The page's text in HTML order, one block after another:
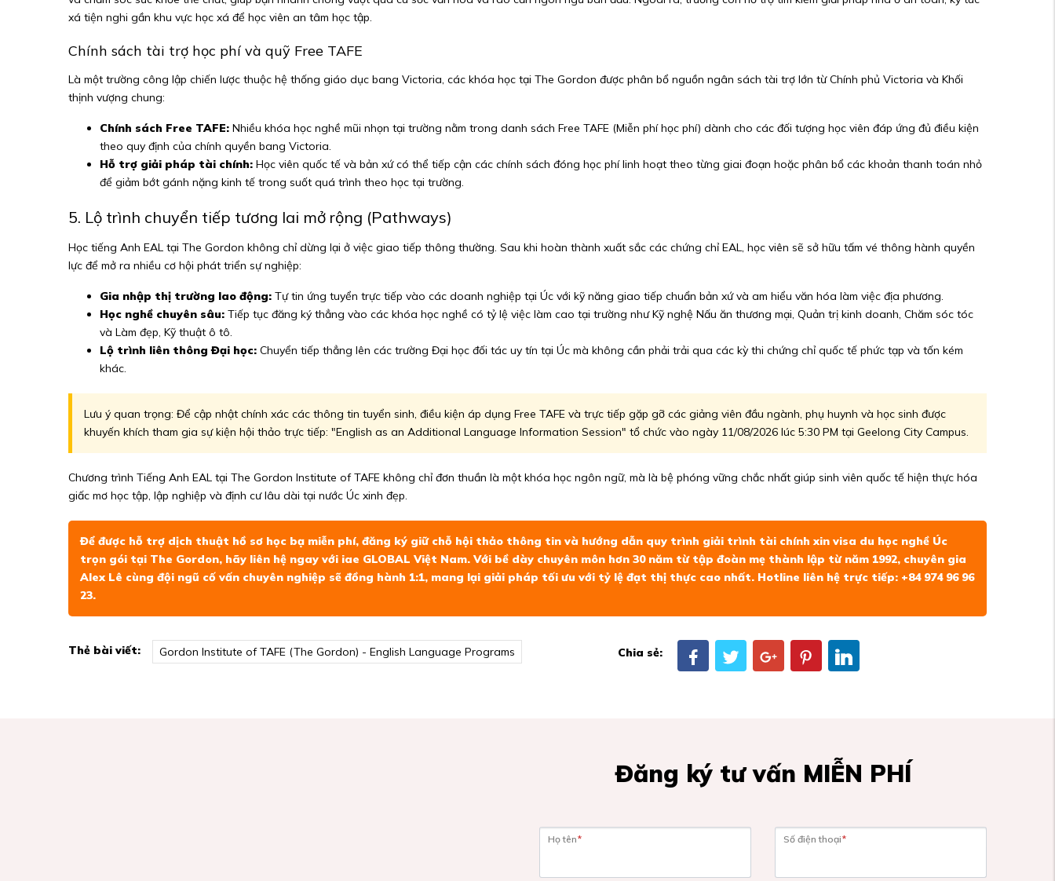
xá tiện nghi gần khu vực học xá để học viên an tâm học tập.
Chính sách tài trợ học phí và quỹ Free TAFE
Là một trường công lập chiến lược thuộc hệ thống giáo dục bang Victoria, các khóa học tại The Gordon được phân bổ nguồn ngân sách tài trợ lớn từ Chính phủ Victoria và Khối
thịnh vượng chung:
Chính sách Free TAFE: Nhiều khóa học nghề mũi nhọn tại trường nằm trong danh sách Free TAFE (Miễn phí học phí) dành cho các đối tượng học viên đáp ứng đủ điều kiện
theo quy định của chính quyền bang Victoria.
Hỗ trợ giải pháp tài chính: Học viên quốc tế và bản xứ có thể tiếp cận các chính sách đóng học phí linh hoạt theo từng giai đoạn hoặc phân bổ các khoản thanh toán nhỏ
để giảm bớt gánh nặng kinh tế trong suốt quá trình theo học tại trường.
5. Lộ trình chuyển tiếp tương lai mở rộng (Pathways)
Học tiếng Anh EAL tại The Gordon không chỉ dừng lại ở việc giao tiếp thông thường. Sau khi hoàn thành xuất sắc các chứng chỉ EAL, học viên sẽ sở hữu tấm vé thông hành quyền
lực để mở ra nhiều cơ hội phát triển sự nghiệp:
Gia nhập thị trường lao động: Tự tin ứng tuyển trực tiếp vào các doanh nghiệp tại Úc với kỹ năng giao tiếp chuẩn bản xứ và am hiểu văn hóa làm việc địa phương.
Học nghề chuyên sâu: Tiếp tục đăng ký thẳng vào các khóa học nghề có tỷ lệ việc làm cao tại trường như Kỹ nghệ Nấu ăn thương mại, Quản trị kinh doanh, Chăm sóc tóc
và Làm đẹp, Kỹ thuật ô tô.
Lộ trình liên thông Đại học: Chuyển tiếp thẳng lên các trường Đại học đối tác uy tín tại Úc mà không cần phải trải qua các kỳ thi chứng chỉ quốc tế phức tạp và tốn kém
khác.
Lưu ý quan trọng: Để cập nhật chính xác các thông tin tuyển sinh, điều kiện áp dụng Free TAFE và trực tiếp gặp gỡ các giảng viên đầu ngành, phụ huynh và học sinh được
khuyến khích tham gia sự kiện hội thảo trực tiếp: "English as an Additional Language Information Session" tổ chức vào ngày 11/08/2026 lúc 5:30 PM tại Geelong City Campus.
Chương trình Tiếng Anh EAL tại The Gordon Institute of TAFE không chỉ đơn thuần là một khóa học ngôn ngữ, mà là bệ phóng vững chắc nhất giúp sinh viên quốc tế hiện thực hóa
giấc mơ học tập, lập nghiệp và định cư lâu dài tại nước Úc xinh đẹp.
Để được hỗ trợ dịch thuật hồ sơ học bạ miễn phí, đăng ký giữ chỗ hội thảo thông tin và hướng dẫn quy trình giải trình tài chính xin visa du học nghề Úc
trọn gói tại The Gordon, hãy liên hệ ngay với iae GLOBAL Việt Nam. Với bề dày chuyên môn hơn 30 năm từ tập đoàn mẹ thành lập từ năm 1992, chuyên gia
Alex Lê cùng đội ngũ cố vấn chuyên nghiệp sẽ đồng hành 1:1, mang lại giải pháp tối ưu với tỷ lệ đạt thị thực cao nhất. Hotline liên hệ trực tiếp: +84 974 96 96
23.
Thẻ bài viết: Gordon Institute of TAFE (The Gordon) - English Language Programs Chia sẻ:
Đăng ký tư vấn MIỄN PHÍ
Họ tên* Số điện thoại*